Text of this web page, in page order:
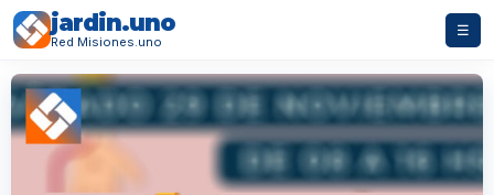
jardin.uno
Red Misiones.uno
☰